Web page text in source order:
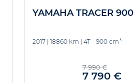
YAMAHA TRACER 900
2017| 18860 km | 4T - 900 cm3
7 990 €
7 790 €